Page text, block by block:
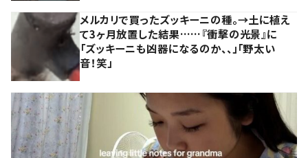
メルカリで買ったズッキーニの種。→土に植え
て3ヶ月放置した結果……『衝撃の光景』に
「ズッキーニも凶器になるのか、、」「野太い
音！笑」